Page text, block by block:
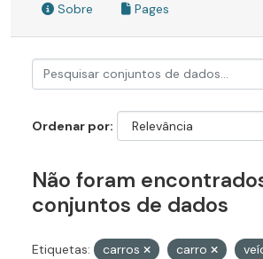
Sobre Pages
Ordenar por
Não foram
conjuntos de dados
Etiquetas: carros carro